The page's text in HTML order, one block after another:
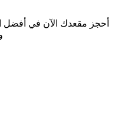
أحجز مقعدك الآن في أفضل